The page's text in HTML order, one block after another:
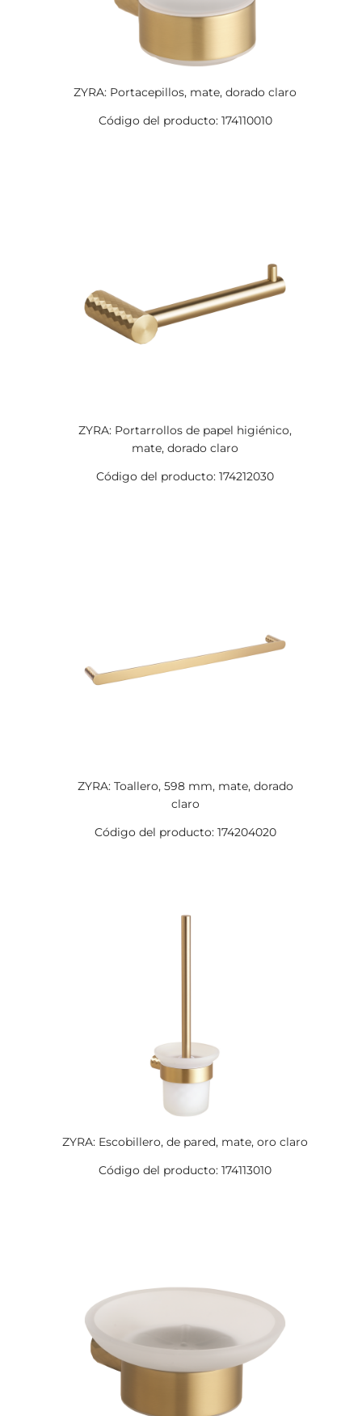
ZYRA: Portacepillos, mate, dorado claro
Código del producto: 174110010
ZYRA: Portarrollos de papel higiénico,
mate, dorado claro
Código del producto: 174212030
ZYRA: Toallero, 598 mm, mate, dorado
claro
Código del producto: 174204020
ZYRA: Escobillero, de pared, mate, oro claro
Código del producto: 174113010